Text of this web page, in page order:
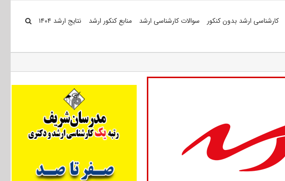
کارشناسی ارشد بدون کنکور سوالات کارشناسی ارشد منابع کنکور ارشد نتایج ارشد ۱۴۰۴